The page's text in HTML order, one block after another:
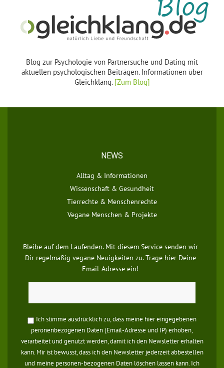
Blog zur Psychologie von Partnersuche und Dating mit
aktuellen psychologischen Beiträgen. Informationen über
Gleichklang. [Zum Blog]
NEWS
Alltag & Informationen
Wissenschaft & Gesundheit
Tierrechte & Menschenrechte
Vegane Menschen & Projekte
Bleibe auf dem Laufenden. Mit diesem Service senden wir
Dir regelmäßig vegane Neuigkeiten zu. Trage hier Deine
Email-Adresse ein!
Ich stimme ausdrücklich zu, dass meine hier eingegebenen
peronenbezogenen Daten (Email-Adresse und IP) erhoben,
verarbeitet und genutzt werden, damit ich den Newsletter erhalten
kann. Mir ist bewusst, dass ich den Newsletter jederzeit abbestellen
und meine personen-bezogenen Daten löschen lassen kann. Ich